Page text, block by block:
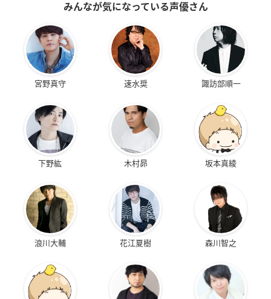
みんなが気になっている声優さん
宮野真守 速水奨 諏訪部順一
下野紘 木村昴 坂本真綾
浪川大輔 花江夏樹 森川智之